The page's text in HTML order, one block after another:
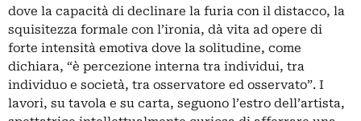
dove la capacità di declinare la furia con il distacco, la
squisitezza formale con l’ironia, dà vita ad opere di
forte intensità emotiva dove la solitudine, come
dichiara, “è percezione interna tra individui, tra
individuo e società, tra osservatore ed osservato”. I
lavori, su tavola e su carta, seguono l’estro dell’artista,